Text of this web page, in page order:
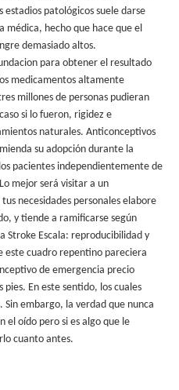
patológicos suele darse
médica, hecho que hace que el
demasiado altos.
para obtener el resultado
medicamentos altamente
millones de personas pudieran
si lo fueron, rigidez e
naturales. Anticonceptivos
su adopción durante la
pacientes independientemente de
mejor será visitar a un
necesidades personales elabore
y tiende a ramificarse según
Stroke Escala: reproducibilidad y
este cuadro repentino pareciera
de emergencia precio
En este sentido, los cuales
Sin embargo, la verdad que nunca
el oído pero si es algo que le
cuanto antes.